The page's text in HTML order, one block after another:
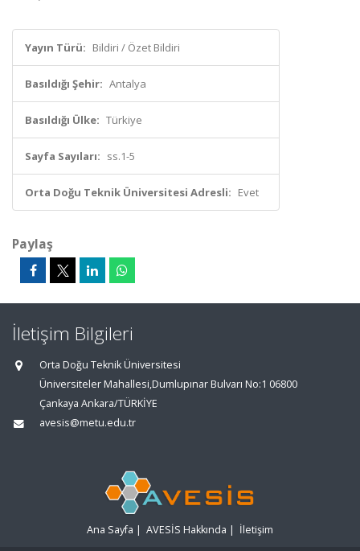
Yayın Türü: Bildiri / Özet Bildiri
Basıldığı Şehir: Antalya
Basıldığı Ülke: Türkiye
Sayfa Sayıları: ss.1-5
Orta Doğu Teknik Üniversitesi Adresli: Evet
Paylaş
İletişim Bilgileri
Orta Doğu Teknik Üniversitesi
Üniversiteler Mahallesi,Dumlupınar Bulvarı No:1 06800
Çankaya Ankara/TÜRKİYE
avesis@metu.edu.tr
Ana Sayfa | AVESİS Hakkında | İletişim